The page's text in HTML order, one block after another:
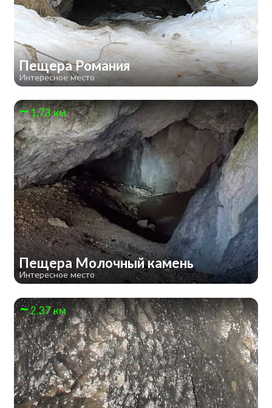
Пещера Романия
Интересное место
1.73 км
Пещера Молочный камень
Интересное место
2.37 км